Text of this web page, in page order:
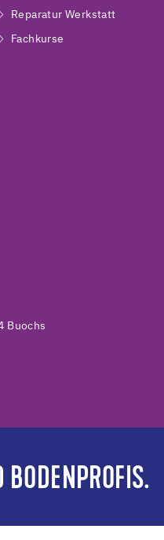
Reparatur Werkstatt
Fachkurse
Buochs
BODENPROFIS.